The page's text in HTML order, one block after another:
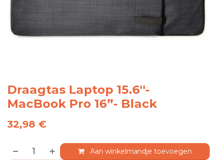
Draagtas Laptop 15.6''-
MacBook Pro 16”- Black
32,98 €
Aan winkelmandje toevoegen